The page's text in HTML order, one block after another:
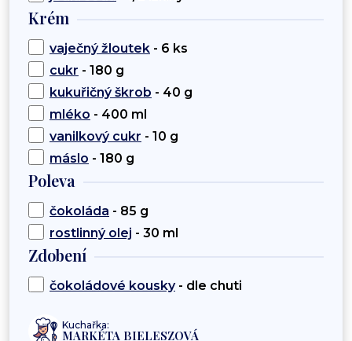
Krém
vaječný žloutek - 6 ks
cukr - 180 g
kukuřičný škrob - 40 g
mléko - 400 ml
vanilkový cukr - 10 g
máslo - 180 g
Poleva
čokoláda - 85 g
rostlinný olej - 30 ml
Zdobení
čokoládové kousky- dle chuti
Kuchařka:
MARKÉTA BIELESZOVÁ